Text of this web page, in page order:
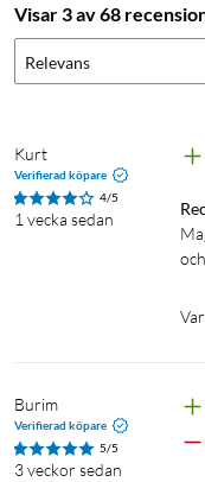
Visar 3 av 68
Relevans
Kurt
Verifierad köpare
4/5
1 vecka sedan
Burim
Verifierad köpare
5/5
3 veckor sedan